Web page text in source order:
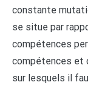
constante
se situe par
compétences
compétences et
sur lesquels il